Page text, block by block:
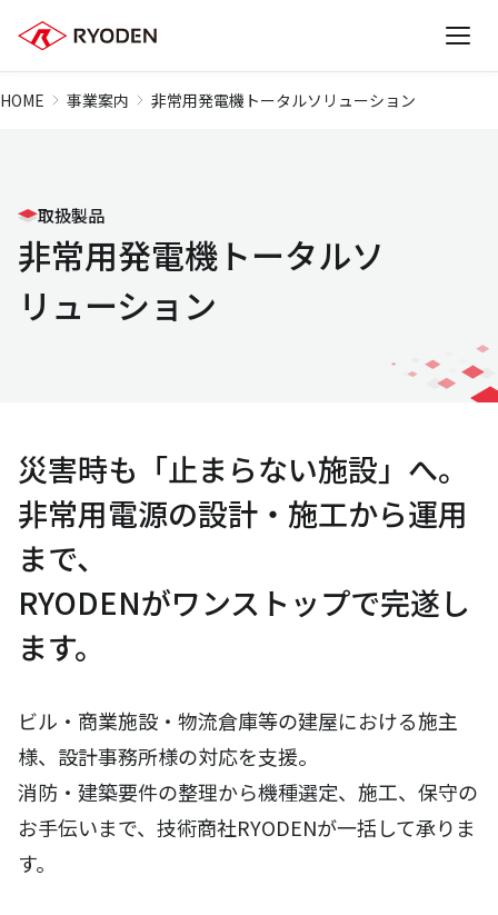
HOME 事業案内 非常用発電機トータルソリューション
取扱製品
非常用発電機トータルソ
リューション
災害時も「止まらない施設」へ。
非常用電源の設計・施工から運用
まで、
RYODENがワンストップで完遂し
ます。
ビル・商業施設・物流倉庫等の建屋における施主
様、設計事務所様の対応を支援。
消防・建築要件の整理から機種選定、施工、保守の
お手伝いまで、技術商社RYODENが一括して承りま
す。